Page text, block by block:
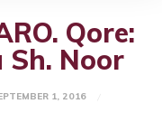
Qore:
Sh. Noor
1, 2016